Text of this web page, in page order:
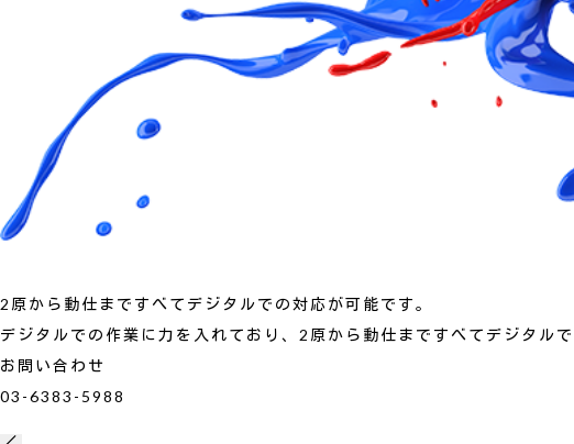
2原から動仕まですべてデジタルでの対応が可能です。
デジタルでの作業に力を入れており、2原から動仕まですべてデジタルで
お問い合わせ
03-6383-5988